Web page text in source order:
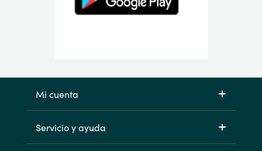
Mi cuenta
Servicio y ayuda